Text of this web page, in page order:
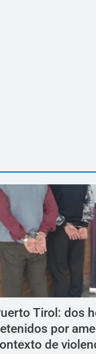
Tirol: dos
por
de